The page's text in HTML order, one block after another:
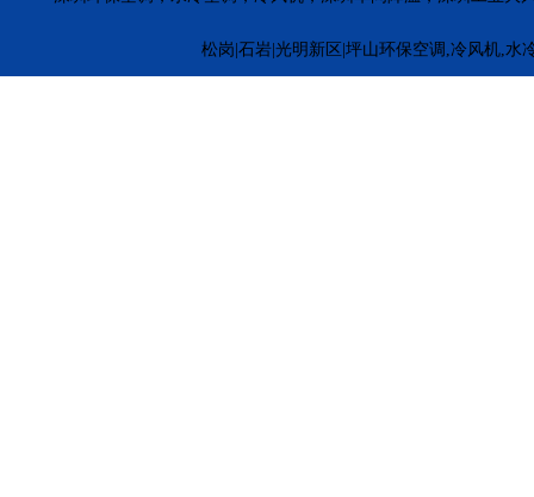
松岗|石岩|光明新区|坪山环保空调,冷风机,水